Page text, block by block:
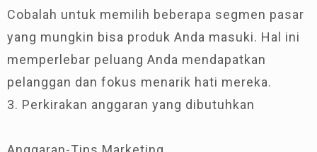
Cobalah untuk memilih beberapa segmen pasar
yang mungkin bisa produk Anda masuki. Hal ini
memperlebar peluang Anda mendapatkan
pelanggan dan fokus menarik hati mereka.
3. Perkirakan anggaran yang dibutuhkan